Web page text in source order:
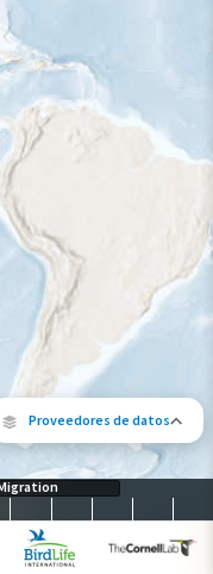
Proveedores de datos
Los siguientes socios contribuyeron
por estación
verano
invierno
largo del año